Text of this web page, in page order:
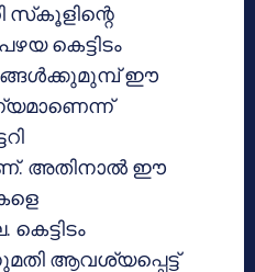
കെട്ടിടം
ഈ
അതിനാല്‍ ഈ
കെട്ടിടം
ആവശ്യപ്പെട്ട്